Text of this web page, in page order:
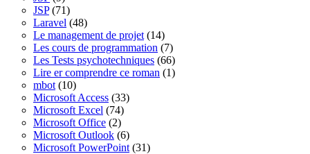
JSP(71)
Laravel (48)
Le management de projet (14)
Les cours de programmation (7)
Les Tests psychotechniques (66)
Lire er comprendre ce roman (1)
mbot (10)
Microsoft Access (33)
Microsoft Excel (74)
Microsoft Office (2)
Microsoft Outlook (6)
Microsoft PowerPoint (31)